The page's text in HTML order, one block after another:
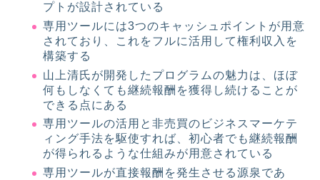
プトが設計されている
専用ツールには3つのキャッシュポイントが用意
されており、これをフルに活用して権利収入を
構築する
山上清氏が開発したプログラムの魅力は、ほぼ
何もしなくても継続報酬を獲得し続けることが
できる点にある
専用ツールの活用と非売買のビジネスマーケテ
ィング手法を駆使すれば、初心者でも継続報酬
が得られるような仕組みが用意されている
専用ツールが直接報酬を発生させる源泉であ